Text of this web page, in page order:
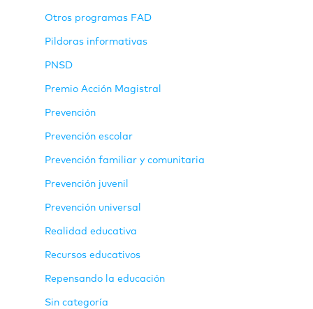
Otros programas FAD
Pildoras informativas
PNSD
Premio Acción Magistral
Prevención
Prevención escolar
Prevención familiar y comunitaria
Prevención juvenil
Prevención universal
Realidad educativa
Recursos educativos
Repensando la educación
Sin categoría